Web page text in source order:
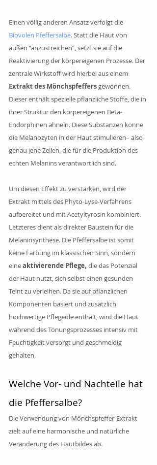
Einen völlig anderen Ansatz verfolgt die
Biovolen Pfeffersalbe. Statt die Haut von
außen “anzustreichen”, setzt sie auf die
Reaktivierung der körpereigenen Prozesse. Der
zentrale Wirkstoff wird hierbei aus einem
Extrakt des Mönchspfeffers gewonnen.
Dieser enthält spezielle pflanzliche Stoffe, die in
ihrer Struktur den körpereigenen Beta-
Endorphinen ähneln. Diese Substanzen könne
die Melanozyten in der Haut stimulieren– also
genau jene Zellen, die für die Produktion des
echten Melanins verantwortlich sind.
Um diesen Effekt zu verstärken, wird der
Extrakt mittels des Phyto-Lyse-Verfahrens
aufbereitet und mit Acetyltyrosin kombiniert.
Letzteres dient als direkter Baustein für die
Melaninsynthese. Die Pfeffersalbe ist somit
keine Färbung im klassischen Sinn, sondern
eine aktivierende Pflege, die das Potenzial
der Haut nutzt, sich selbst einen gesunden
Teint zu verleihen. Da sie auf pflanzlichen
Komponenten basiert und zusätzlich
hochwertige Pflegeöle enthält, wird die Haut
während des Tönungsprozesses intensiv mit
Feuchtigkeit versorgt und geschmeidig
gehalten.
Welche Vor- und Nachteile hat
die Pfeffersalbe?
Die Verwendung von Mönchspfeffer-Extrakt
zielt auf eine harmonische und natürliche
Veränderung des Hautbildes ab.